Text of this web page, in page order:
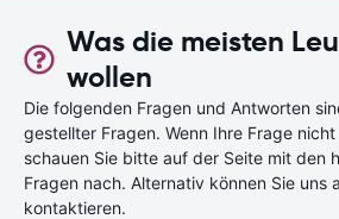
Was die meisten
wollen
Die folgenden Fragen und Antworten
gestellter Fragen. Wenn Ihre Frage
schauen Sie bitte auf der Seite mit den
Fragen nach. Alternativ können Sie uns
kontaktieren.